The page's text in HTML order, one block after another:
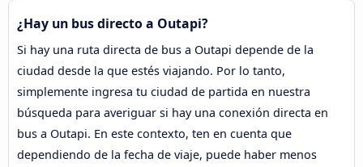
¿Hay un bus directo a Outapi?
Si hay una ruta directa de bus a Outapi depende de la
ciudad desde la que estés viajando. Por lo tanto,
simplemente ingresa tu ciudad de partida en nuestra
búsqueda para averiguar si hay una conexión directa en
bus a Outapi. En este contexto, ten en cuenta que
dependiendo de la fecha de viaje, puede haber menos